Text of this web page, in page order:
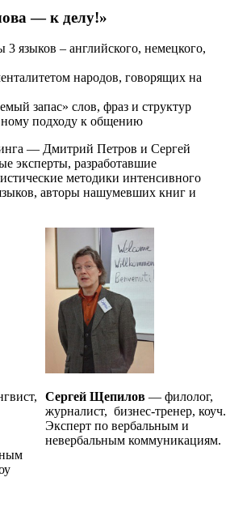
— к делу!»
языков – английского, немецкого,
народов, говорящих на
запас» слов, фраз и структур
подходу к общению
— Дмитрий Петров и Сергей
эксперты, разработавшие
методики интенсивного
авторы нашумевших книг и
Сергей Щепилов — филолог,
журналист, бизнес-тренер, коуч.
Эксперт по вербальным и
невербальным коммуникациям.